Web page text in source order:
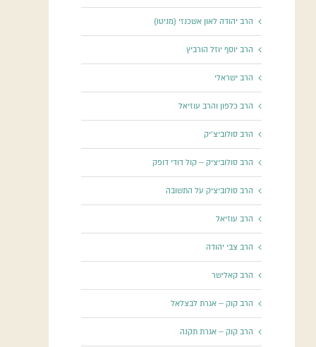
הרב יהודה לאון אשכנזי (מניטו)
הרב יוסף יוזל הורביץ
הרב ישראלי
הרב כלפון והרב עוזיאל
הרב סולוביצ'יק
הרב סולוביציק – קול דודי דופק
הרב סולוביציק על התשובה
הרב עוזיאל
הרב צבי יהודה
הרב קאלישר
הרב קוק – אגרת לבצלאל
הרב קוק – אגרת תקנה